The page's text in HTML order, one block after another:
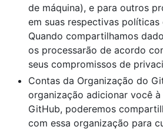
de máquina), e para outros
em suas respectivas políticas
Quando compartilhamos
os processarão de acordo
seus compromissos de
Contas da Organização do
organização adicionar você
GitHub, poderemos
com essa organização para